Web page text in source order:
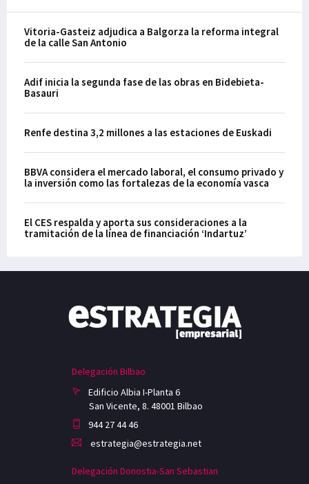
Vitoria-Gasteiz adjudica a Balgorza la reforma integral
de la calle San Antonio
Adif inicia la segunda fase de las obras en Bidebieta-
Basauri
Renfe destina 3,2 millones a las estaciones de Euskadi
BBVA considera el mercado laboral, el consumo privado y
la inversión como las fortalezas de la economía vasca
El CES respalda y aporta sus consideraciones a la
tramitación de la línea de financiación ‘Indartuz’
Delegación Bilbao
Edificio Albia I-Planta 6
San Vicente, 8. 48001 Bilbao
944 27 44 46
estrategia@estrategia.net
Delegación Donostia-San Sebastian